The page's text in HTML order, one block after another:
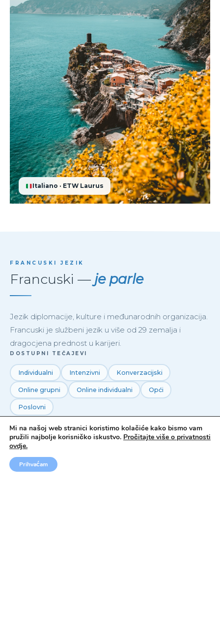
Italiano · ETW Laurus
FRANCUSKI JEZIK
Francuski — je parle
Jezik diplomacije, kulture i međunarodnih organizacija.
Francuski je službeni jezik u više od 29 zemalja i
dragocjena prednost u karijeri.
DOSTUPNI TEČAJEVI
Individualni Intenzivni Konverzacijski
Online grupni Online individualni Opći
Poslovni
PROČITAJ VIŠE ZATRAŽI INFORMACIJE
Mi na našoj web stranici koristimo kolačiće kako bismo vam
pružili najbolje korisničko iskustvo. Pročitajte više o privatnosti
ovdje.
Prihvaćam